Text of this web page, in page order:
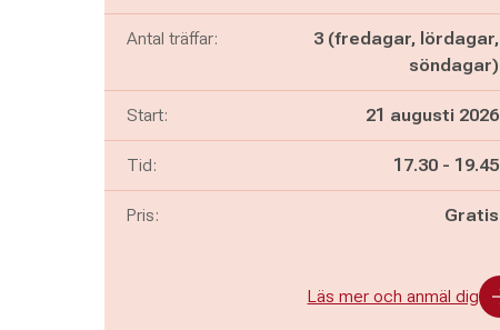
Antal träffar:
3 (fredagar, lördagar,
söndagar)
Start: 21 augusti 2026
Tid: Pågår mellan
17.30 - och
19.45
Pris: Gratis
Läs mer och anmäl dig